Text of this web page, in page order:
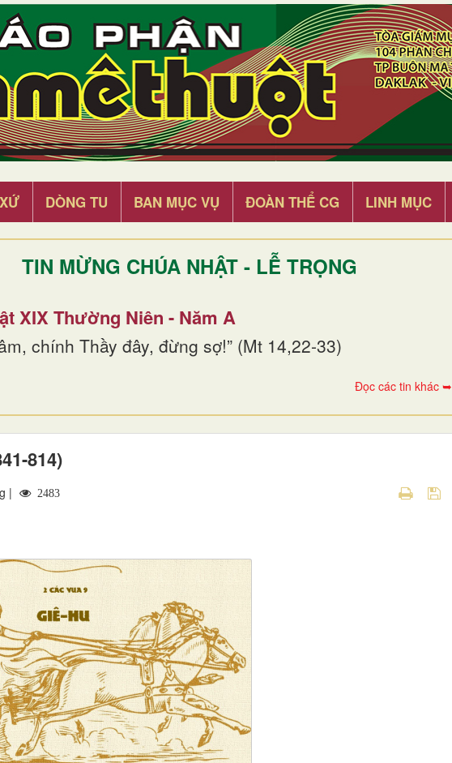
DÒNG TU BAN MỤC VỤ ĐOÀN THỂ CG LINH MỤC
TIN MỪNG CHÚA NHẬT - LỄ TRỌNG
XIX Thường Niên - Năm A
chính Thầy đây, đừng sợ!” (Mt 14,22-33)
Đọc các tin khác ➥
814)
| 2483